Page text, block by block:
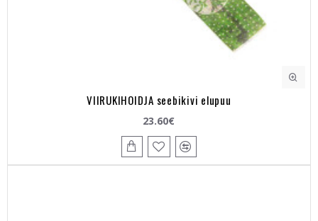
VIIRUKIHOIDJA seebikivi elupuu
23.60€